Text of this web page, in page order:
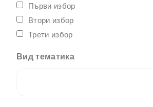
Първи избор
Втори избор
Трети избор
Вид тематика